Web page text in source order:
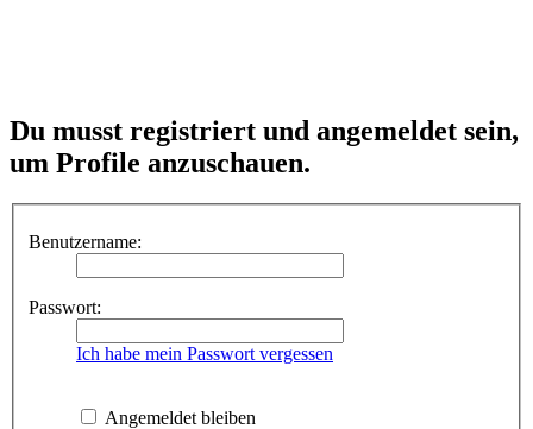
Du musst registriert und angemeldet sein,
um Profile anzuschauen.
Benutzername:
Passwort:
Ich habe mein Passwort vergessen
Angemeldet bleiben